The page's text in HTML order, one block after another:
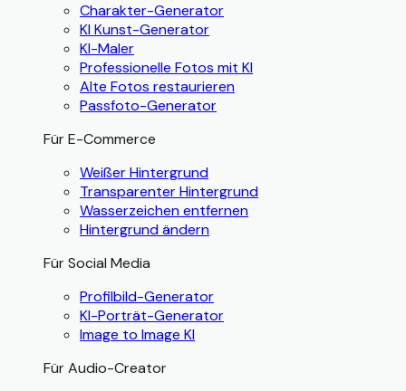
Charakter-Generator
KI Kunst-Generator
KI-Maler
Professionelle Fotos mit KI
Alte Fotos restaurieren
Passfoto-Generator
Für E-Commerce
Weißer Hintergrund
Transparenter Hintergrund
Wasserzeichen entfernen
Hintergrund ändern
Für Social Media
Profilbild-Generator
KI-Porträt-Generator
Image to Image KI
Für Audio-Creator